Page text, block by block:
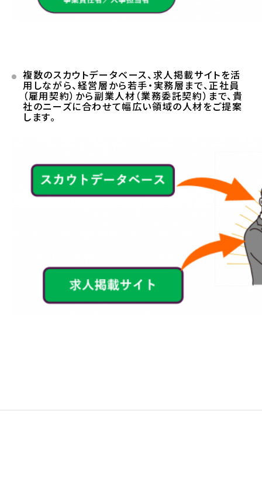
複数のスカウトデータベース、求人掲載サイトを活
用しながら、経営層から若手・実務層まで、正社員
（雇用契約）から副業人材（業務委託契約）まで、貴
社のニーズに合わせて幅広い領域の人材をご提案
します。